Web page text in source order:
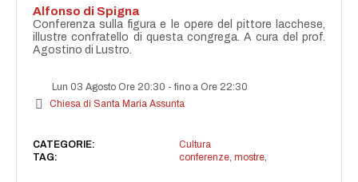
Alfonso di Spigna
Conferenza sulla figura e le opere del pittore lacchese,
illustre confratello di questa congrega. A cura del prof.
Agostino di Lustro.
Lun 03 Agosto Ore 20:30 -fino a Ore 22:30
Chiesa di Santa Maria Assunta
CATEGORIE:
Cultura
TAG:
conferenze, mostre,